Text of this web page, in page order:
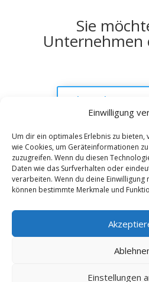
Einwilligung
Um dir ein optimales Erlebnis zu bieten,
wie Cookies, um Geräteinformationen
zuzugreifen. Wenn du diesen
Daten wie das Surfverhalten oder
verarbeiten. Wenn du deine
können bestimmte Merkmale und
Einstellungen
Sie
Unternehmen
als Anbieter
Kontakt Impressum
Werbung buchen
Copyright 2025-2026 |
Alle Rechte vorbehalten
Portal mit Infos zu
sowie einem
Werbepartnern ein Angebot
jeweiligen Dienstleister.